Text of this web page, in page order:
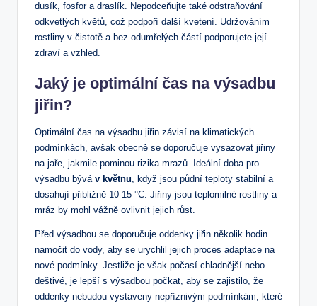
dusík, fosfor a draslík. Nepodceňujte také odstraňování
odkvetlých květů, což podpoří další kvetení. Udržováním
rostliny v čistotě a bez odumřelých částí podporujete její
zdraví a vzhled.
Jaký je optimální čas na výsadbu
jiřin?
Optimální čas na výsadbu jiřin závisí na klimatických
podmínkách, avšak obecně se doporučuje vysazovat jiřiny
na jaře, jakmile pominou rizika mrazů. Ideální doba pro
výsadbu bývá v květnu, když jsou půdní teploty stabilní a
dosahují přibližně 10-15 °C. Jiřiny jsou teplomilné rostliny a
mráz by mohl vážně ovlivnit jejich růst.
Před výsadbou se doporučuje oddenky jiřin několik hodin
namočit do vody, aby se urychlil jejich proces adaptace na
nové podmínky. Jestliže je však počasí chladnější nebo
deštivé, je lepší s výsadbou počkat, aby se zajistilo, že
oddenky nebudou vystaveny nepříznivým podmínkám, které